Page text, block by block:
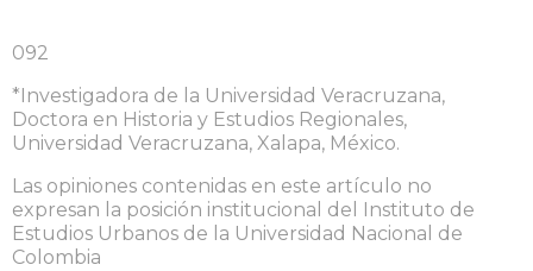
092
*Investigadora de la Universidad Veracruzana,
Doctora en Historia y Estudios Regionales,
Universidad Veracruzana, Xalapa, México.
Las opiniones contenidas en este artículo no
expresan la posición institucional del Instituto de
Estudios Urbanos de la Universidad Nacional de
Colombia